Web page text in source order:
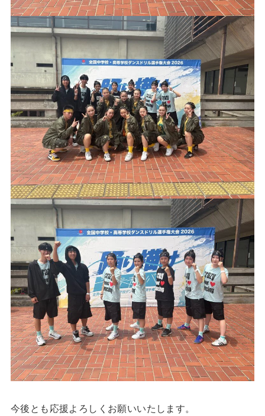
今後とも応援よろしくお願いいたします。